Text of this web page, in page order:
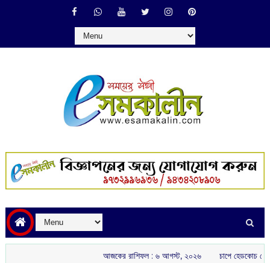
আজকের রাশিফল :‌ ‌‌৬ আগস্ট, ২০২৬ চাপে হেডকোচ গৌতম গম্ভীর: